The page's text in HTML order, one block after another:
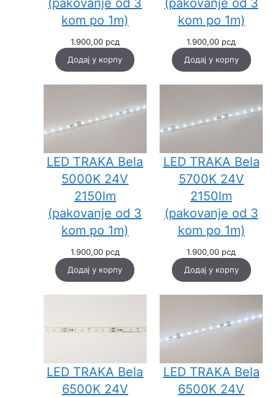
kom po 1m)
1.900,00 рсд
Додај у корпу
kom po 1m)
1.900,00 рсд
Додај у корпу
LED TRAKA Bela
5000K 24V
2150lm
(pakovanje od 3
kom po 1m)
1.900,00 рсд
Додај у корпу
LED TRAKA Bela
5700K 24V
2150lm
(pakovanje od 3
kom po 1m)
1.900,00 рсд
Додај у корпу
LED TRAKA Bela
6500K 24V
LED TRAKA Bela
6500K 24V